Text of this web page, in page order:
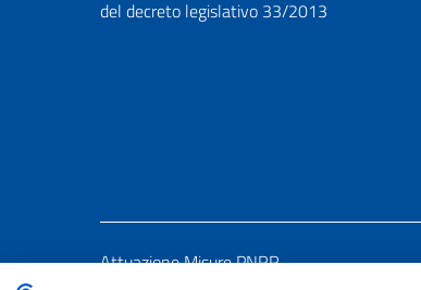
del decreto legislativo 33/2013
Attuazione Misure PNRR